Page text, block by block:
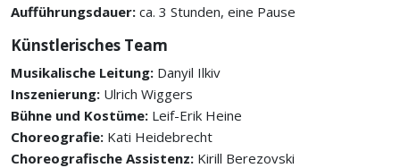
Aufführungsdauer: ca. 3 Stunden, eine Pause
Künstlerisches Team
Musikalische Leitung: Danyil Ilkiv
Inszenierung: Ulrich Wiggers
Bühne und Kostüme: Leif-Erik Heine
Choreografie: Kati Heidebrecht
Choreografische Assistenz: Kirill Berezovski